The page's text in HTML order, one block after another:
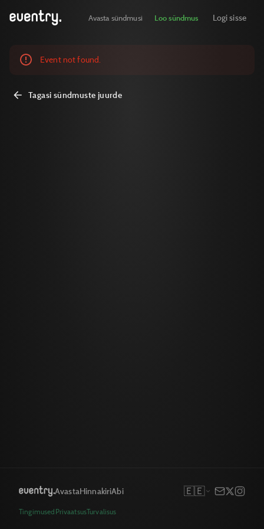
Avasta sündmusi Loo sündmus Logi sisse
Event not found.
Tagasi sündmuste juurde
AvastaHinnakiriAbi 🇪🇪
Tingimused PrivaatsusTurvalisus